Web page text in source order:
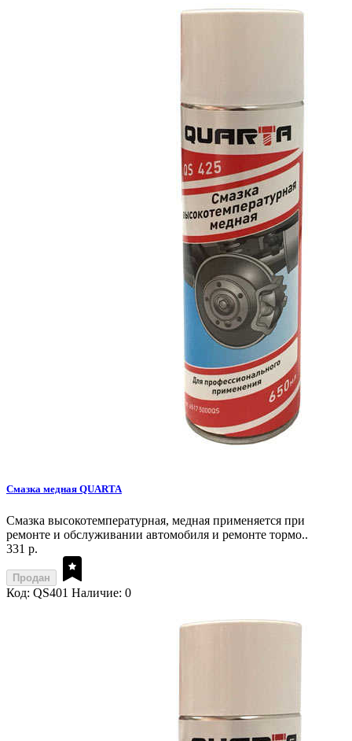
Смазка медная QUARTA
Смазка высокотемпературная, медная применяется при
ремонте и обслуживании автомобиля и ремонте тормо..
331 р.
Продан
Код: QS401 Наличие: 0